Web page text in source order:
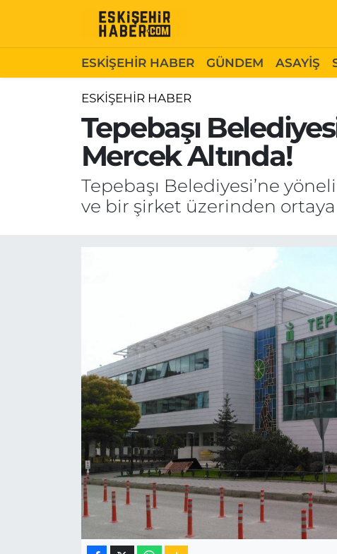
ESKİŞEHİR HABER GÜNDEM ASAYİŞ
ESKİŞEHİR HABER
Tepebaşı
Mercek Altında!
Tepebaşı Belediyesi’ne
ve bir şirket üzerinden
ESKİŞEHİR HABER
ASAYİŞ
SİYASET
EKONOMİ
ESKİŞEHİRSPOR
Gizlilik Politikası
Hakkımızda
İletişim
Odunpazarı Hava Durumu
Odunpazarı Trafik Yoğunluk Haritası
Süper Lig Puan Durumu ve Fikstür
Tüm Manşetler
Son Dakika Haberleri